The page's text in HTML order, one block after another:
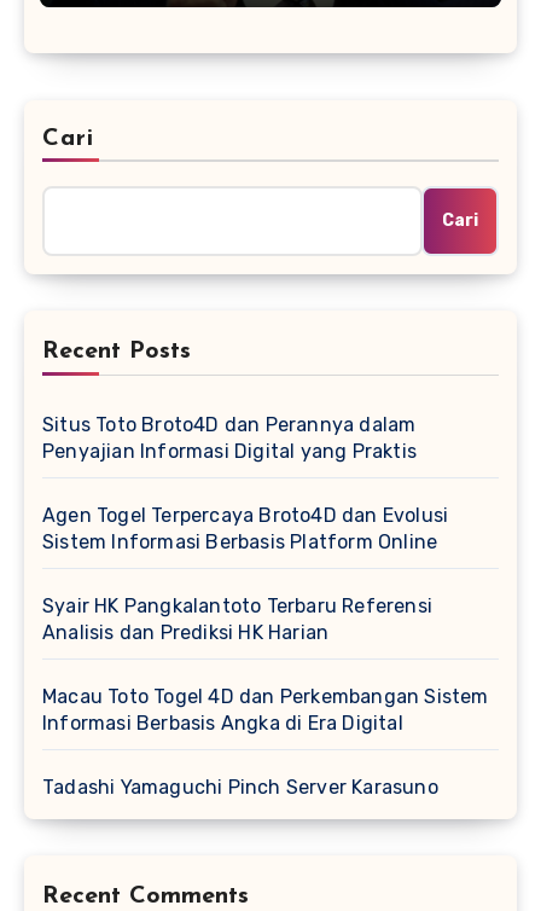
Cari
Cari
Recent Posts
Situs Toto Broto4D dan Perannya dalam
Penyajian Informasi Digital yang Praktis
Agen Togel Terpercaya Broto4D dan Evolusi
Sistem Informasi Berbasis Platform Online
Syair HK Pangkalantoto Terbaru Referensi
Analisis dan Prediksi HK Harian
Macau Toto Togel 4D dan Perkembangan Sistem
Informasi Berbasis Angka di Era Digital
Tadashi Yamaguchi Pinch Server Karasuno
Recent Comments